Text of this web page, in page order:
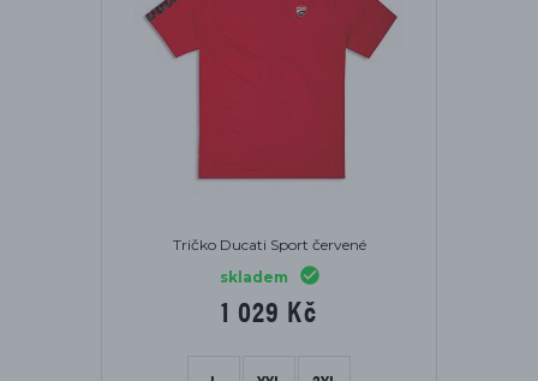
Tričko Ducati Sport červené
skladem
1 029 Kč